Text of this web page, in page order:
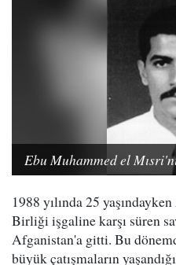
Ebu Muhammed el
1988 yılında 25
Birliği işgaline karşı süren
Afganistan'a gitti. Bu
büyük çatışmaların